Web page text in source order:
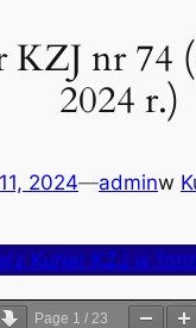
KZJ nr 74
2024 r.)
2024—adminw
Kurier KZJ w
Page 1 / 23